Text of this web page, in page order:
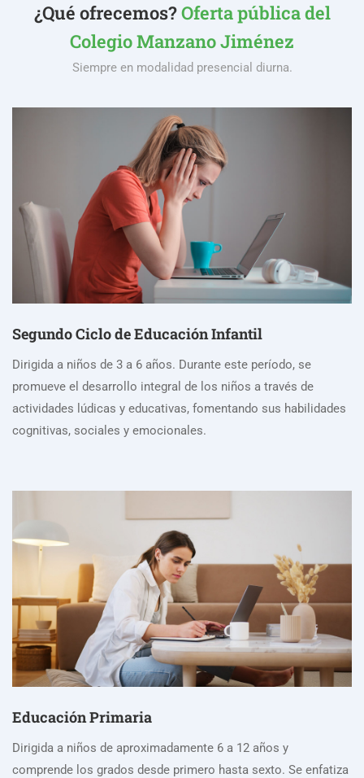
¿Qué ofrecemos?Oferta pública del
Colegio Manzano Jiménez
Siempre en modalidad presencial diurna.
Segundo Ciclo de Educación Infantil
Dirigida a niños de 3 a 6 años. Durante este período, se
promueve el desarrollo integral de los niños a través de
actividades lúdicas y educativas, fomentando sus habilidades
cognitivas, sociales y emocionales.
Educación Primaria
Dirigida a niños de aproximadamente 6 a 12 años y
comprende los grados desde primero hasta sexto. Se enfatiza